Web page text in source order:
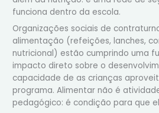
funciona dentro da escola.
Organizações sociais de
alimentação (refeições, lanches,
nutricional) estão cumprindo uma
impacto direto sobre o
capacidade de as crianças
programa. Alimentar não é
pedagógico: é condição para que